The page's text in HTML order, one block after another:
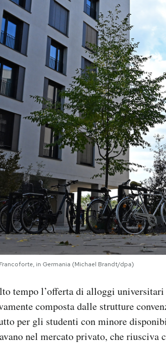
in Germania (Michael Brandt/dpa)
tempo l’offerta di alloggi
composta dalle strutture
per gli studenti con minore
nel mercato privato, che riusciva